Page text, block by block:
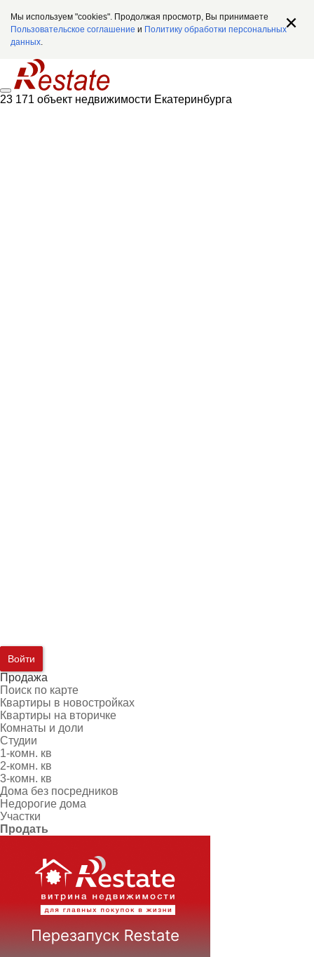
Мы используем "cookies". Продолжая просмотр, Вы принимаете
Пользовательское соглашение и Политику обработки персональных
данных.
23 171 объект недвижимости Екатеринбурга
Войти
Продажа
Поиск по карте
Квартиры в новостройках
Квартиры на вторичке
Комнаты и доли
Студии
1-комн. кв
2-комн. кв
3-комн. кв
Дома без посредников
Недорогие дома
Участки
Продать